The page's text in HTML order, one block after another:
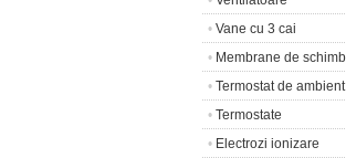
• Vane cu 3 cai
• Membrane de schimb
• Termostat de ambient
• Termostate
• Electrozi ionizare